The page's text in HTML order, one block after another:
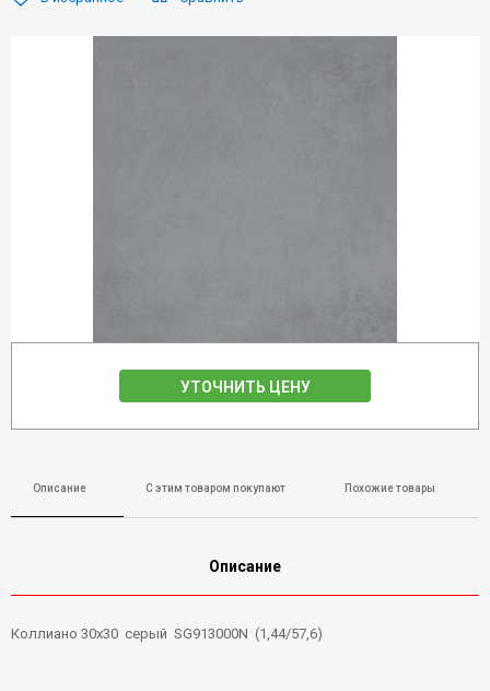
УТОЧНИТЬ ЦЕНУ
Описание С этим товаром покупают Похожие товары
Описание
Коллиано 30х30 серый SG913000N (1,44/57,6)